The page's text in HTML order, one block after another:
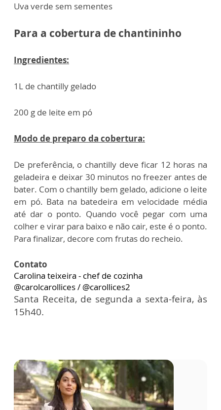
Uva verde sem sementes
Para a cobertura de chantininho
Ingredientes:
1L de chantilly gelado
200 g de leite em pó
Modo de preparo da cobertura:
De preferência, o chantilly deve ficar 12 horas na
geladeira e deixar 30 minutos no freezer antes de
bater. Com o chantilly bem gelado, adicione o leite
em pó. Bata na batedeira em velocidade média
até dar o ponto. Quando você pegar com uma
colher e virar para baixo e não cair, este é o ponto.
Para finalizar, decore com frutas do recheio.
Contato
Carolina teixeira - chef de cozinha
@carolcarollices / @carollices2
Santa Receita, de segunda a sexta-feira, às
15h40.